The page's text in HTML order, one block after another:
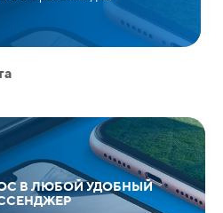
В ЛЮБОЙ УДОБНЫЙ